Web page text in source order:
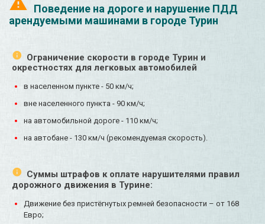
Поведение на дороге и нарушение ПДД
арендуемыми машинами в городе Турин
Ограничение скорости в городе Турин и
окрестностях для легковых автомобилей
в населенном пункте - 50 км/ч;
вне населенного пункта - 90 км/ч;
на автомобильной дороге - 110 км/ч;
на автобане - 130 км/ч (рекомендуемая скорость).
Суммы штрафов к оплате нарушителями правил
дорожного движения в Турине:
Движение без пристёгнутых ремней безопасности – от 168
Евро;